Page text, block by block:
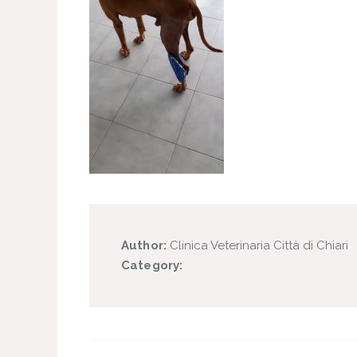
Author: Clinica Veterinaria Città di Chiari
Category: